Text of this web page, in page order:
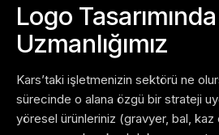
Logo
Uzmanlığımız
Kars’taki işletmenizin sektörü ne
sürecinde o alana özgü bir strateji
yöresel ürünleriniz (gravyer, bal,